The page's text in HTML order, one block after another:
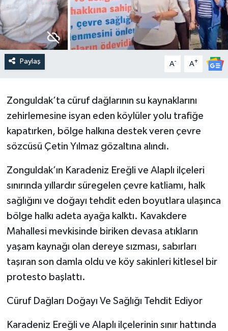
Paylaş A- A+
Zonguldak’ta cüruf dağlarının su kaynaklarını
zehirlemesine isyan eden köylüler yolu trafiğe
kapatırken, bölge halkına destek veren çevre
sözcüsü Çetin Yılmaz gözaltına alındı.
​Zonguldak’ın Karadeniz Ereğli ve Alaplı ilçeleri
sınırında yıllardır süregelen çevre katliamı, halk
sağlığını ve doğayı tehdit eden boyutlara ulaşınca
bölge halkı adeta ayağa kalktı. Kavakdere
Mahallesi mevkisinde biriken devasa atıkların
yaşam kaynağı olan dereye sızması, sabırları
taşıran son damla oldu ve köy sakinleri kitlesel bir
protesto başlattı.
​Cüruf Dağları Doğayı Ve Sağlığı Tehdit Ediyor
​Karadeniz Ereğli ve Alaplı ilçelerinin sınır hattında